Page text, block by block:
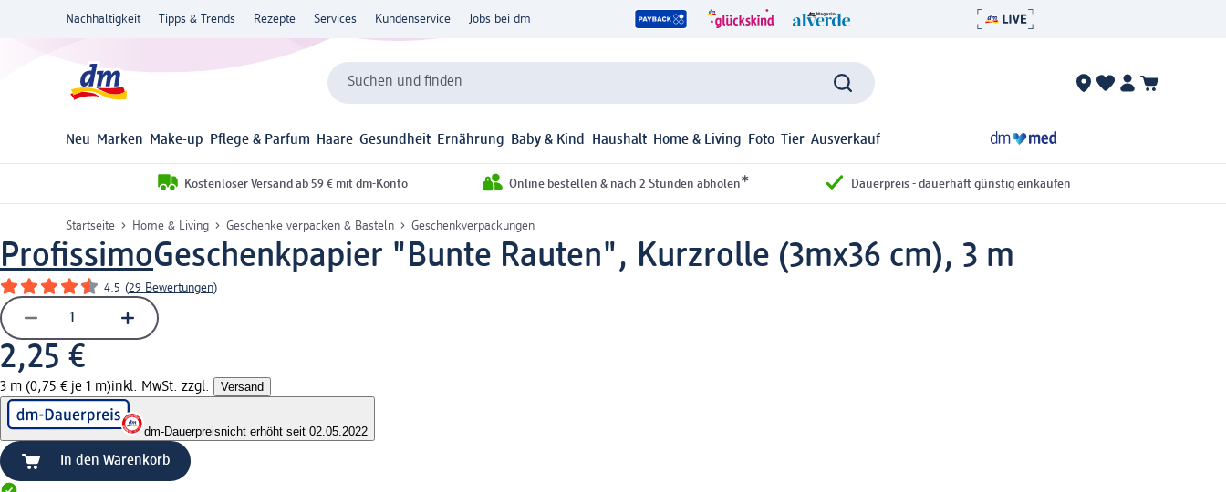
Nachhaltigkeit Tipps & Trends Rezepte Services Kundenservice Jobs bei dm
Suchen und finden
Neu Marken Make-up Pflege & Parfum Haare Gesundheit Ernährung Baby & Kind Haushalt Home & Living Foto Tier Ausverkauf
Kostenloser Versand ab 59 € mit dm-Konto Online bestellen & nach 2 Stunden abholen* Dauerpreis - dauerhaft günstig einkaufen
Startseite Home & Living Geschenke verpacken & Basteln Geschenkverpackungen
ProfissimoGeschenkpapier "Bunte Rauten", Kurzrolle (3mx36 cm), 3 m
4.5 (29 Bewertungen)
2,25 €
3 m (0,75 € je 1 m)inkl. MwSt. zzgl. Versand
dm-Dauerpreisnicht erhöht seit 02.05.2022
In den Warenkorb